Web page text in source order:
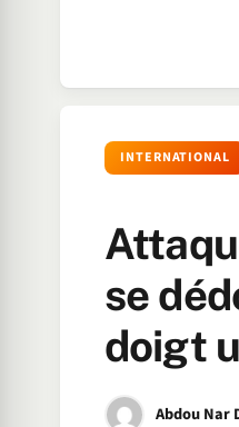
INTERNATIONAL
se
doigt
Abdou Nar